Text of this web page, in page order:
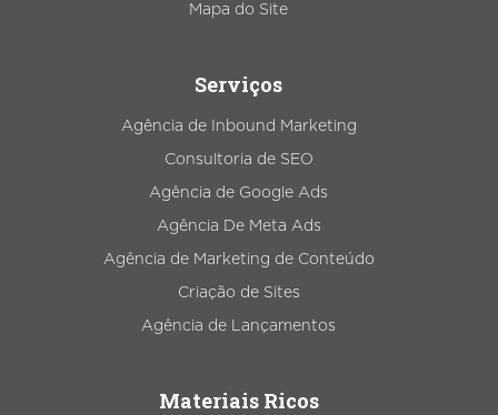
Mapa do Site
Serviços
Agência de Inbound Marketing
Consultoria de SEO
Agência de Google Ads
Agência De Meta Ads
Agência de Marketing de Conteúdo
Criação de Sites
Agência de Lançamentos
Materiais Ricos